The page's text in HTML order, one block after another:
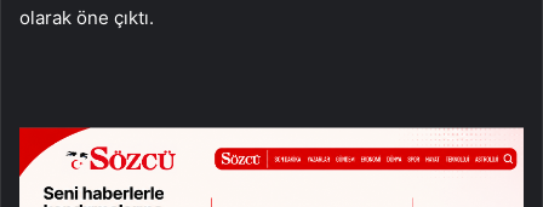
olarak öne çıktı.